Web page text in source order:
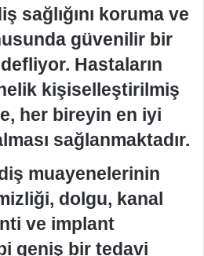
sağlığını koruma ve
güvenilir bir
Hastaların
kişiselleştirilmiş
her bireyin en iyi
sağlanmaktadır.
muayenelerinin
dolgu, kanal
ve implant
geniş bir tedavi